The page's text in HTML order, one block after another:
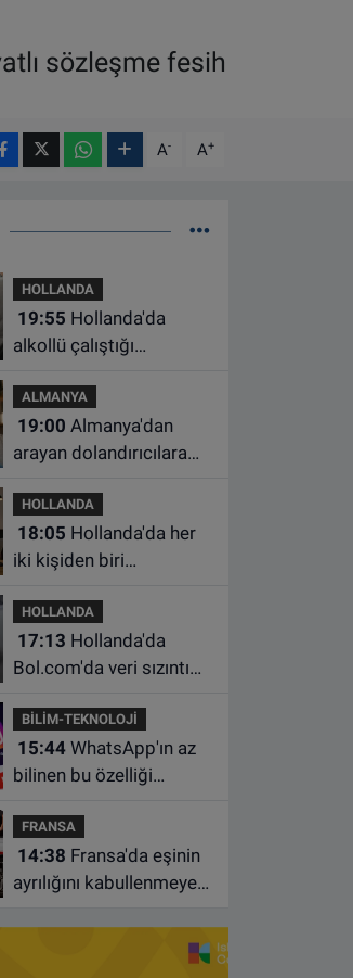
sözleşme fesih
A- A+
HOLLANDA
19:55
alkollü çalıştığı
çalışma yasağı
ALMANYA
19:00
arayan dolandırıcılara
HOLLANDA
18:05
iki kişiden biri
HOLLANDA
17:13
Bol.com'da veri sızıntısı:
geçirilmiş olabilir
BİLİM-TEKNOLOJİ
15:44WhatsApp'ın az
bilinen bu özelliği
hale getiriyor
FRANSA
14:38
ayrılığını kabullenmeyen